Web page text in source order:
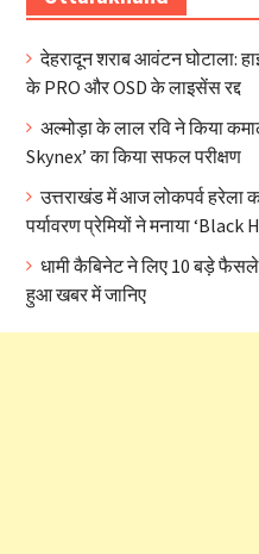
देहरादून शराब आवंटन घोटाला:
के PRO और OSD के लाइसेंस रद्द
अल्मोड़ा के लाल रवि ने किया
Skynex’ का किया सफल परीक्षण
उत्तराखंड में आज लोकपर्व हरेला
पर्यावरण प्रेमियों ने मनाया ‘Black
धामी कैबिनेट ने लिए 10 बड़े फैसले
हुआ खबर में जानिए